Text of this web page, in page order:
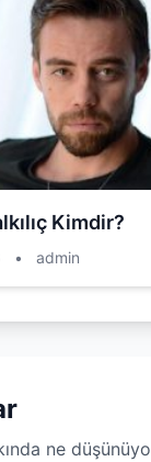
Kimdir?
• admin
ne